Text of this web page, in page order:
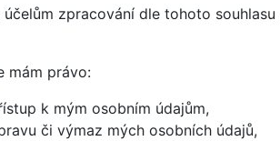
zpracování dle tohoto souhlasu
mám právo:
k mým osobním údajům,
či výmaz mých osobních údajů,